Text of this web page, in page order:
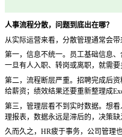
人事流程分散，问题到底出在哪？
从实际运营来看，分散管理通常会带
第一，信息不统一。 员工基础信息、
一旦有人入职、转岗或离职，就需要
第二，流程断层严重。 招聘完成后
给薪资；绩效结果还要重新整理成
第三，管理层看不到实时数据。 想看
理报表，数据永远是滞后的，决策缺
久而久之， HR疲于事务，公司管理